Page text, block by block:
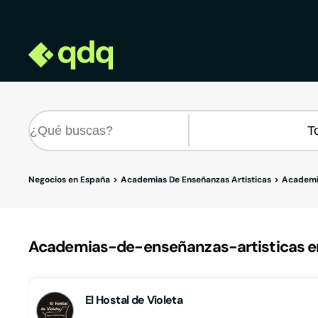
Negocios en España Academias De Enseñanzas Artisticas
Academias-de-enseñanzas-artisticas
El Hostal de Violeta